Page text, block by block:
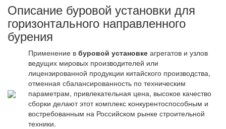
Описание буровой установки для
горизонтального направленного
бурения
Применение в буровой установке агрегатов и узлов
ведущих мировых производителей или
лицензированной продукции китайского производства,
отменная сбалансированность по техническим
параметрам, привлекательная цена, высокое качество
сборки делают этот комплекс конкурентоспособным и
востребованным на Российском рынке строительной
техники.